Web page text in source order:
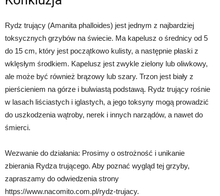
Rydz trujący (Amanita phalloides) jest jednym z najbardziej
toksycznych grzybów na świecie. Ma kapelusz o średnicy od 5
do 15 cm, który jest początkowo kulisty, a następnie płaski z
wklęsłym środkiem. Kapelusz jest zwykle zielony lub oliwkowy,
ale może być również brązowy lub szary. Trzon jest biały z
pierścieniem na górze i bulwiastą podstawą. Rydz trujący rośnie
w lasach liściastych i iglastych, a jego toksyny mogą prowadzić
do uszkodzenia wątroby, nerek i innych narządów, a nawet do
śmierci.
Wezwanie do działania: Prosimy o ostrożność i unikanie
zbierania Rydza trującego. Aby poznać wygląd tej grzyby,
zapraszamy do odwiedzenia strony
https://www.nacomito.com.pl/rydz-trujacy.